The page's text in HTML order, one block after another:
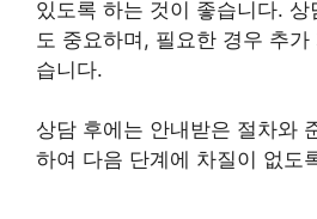
있도록 하는 것이 좋습니다.
도 중요하며, 필요한 경우 추
습니다.
상담 후에는 안내받은 절차와
하여 다음 단계에 차질이 없도